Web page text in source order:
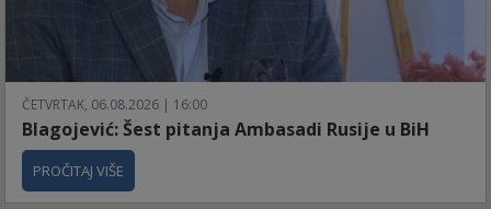
ČETVRTAK, 06.08.2026 | 16:00
Blagojević: Šest pitanja Ambasadi Rusije u BiH
PROČITAJ VIŠE